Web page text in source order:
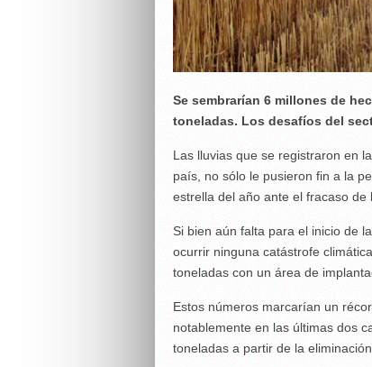
Se sembrarían 6 millones de
toneladas. Los desafíos del
Las lluvias que se registraron en
país, no sólo le pusieron fin a la
estrella del año ante el fracaso
Si bien aún falta para el inicio de
ocurrir ninguna catástrofe
toneladas con un área de
Estos números marcarían un
notablemente en las últimas dos
toneladas a partir de la